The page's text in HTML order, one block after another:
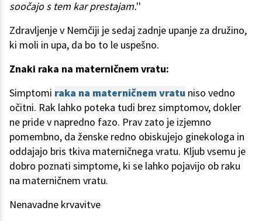
soočajo s tem kar prestajam.''
Zdravljenje v Nemčiji je sedaj zadnje upanje za družino,
ki moli in upa, da bo to le uspešno.
Znaki raka na materničnem vratu:
Simptomi raka na materničnem vratu niso vedno
očitni. Rak lahko poteka tudi brez simptomov, dokler
ne pride v napredno fazo. Prav zato je izjemno
pomembno, da ženske redno obiskujejo ginekologa in
oddajajo bris tkiva materničnega vratu. Kljub vsemu je
dobro poznati simptome, ki se lahko pojavijo ob raku
na materničnem vratu.
Nenavadne krvavitve